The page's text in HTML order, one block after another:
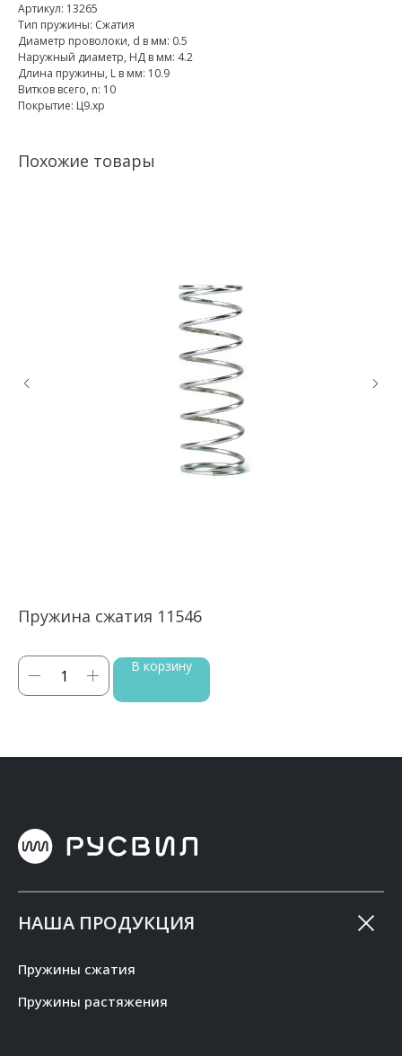
Артикул: 13265
Тип пружины: Сжатия
Диаметр проволоки, d в мм: 0.5
Наружный диаметр, НД в мм: 4.2
Длина пружины, L в мм: 10.9
Витков всего, n: 10
Покрытие: Ц9.хр
Похожие товары
Пружина сжатия 11546
В корзину
НАША ПРОДУКЦИЯ
Пружины сжатия
Пружины растяжения